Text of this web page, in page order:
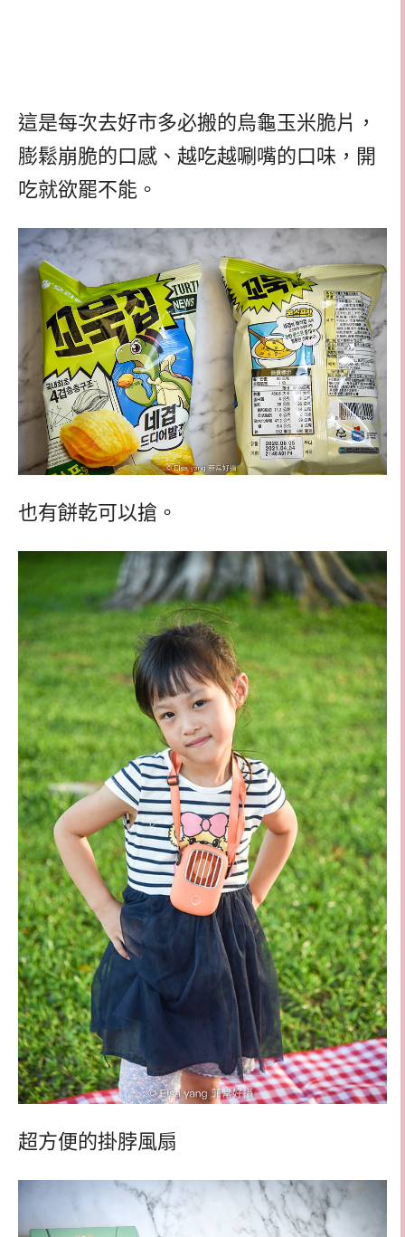
這是每次去好市多必搬的烏龜玉米脆片，
膨鬆崩脆的口感、越吃越唰嘴的口味，開
吃就欲罷不能。
也有餅乾可以搶。
超方便的掛脖風扇